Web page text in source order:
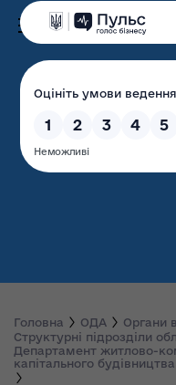
державна
Головна ОДА
Органи
Структурні підрозділи
Департамент житлово-
капітального будівництва